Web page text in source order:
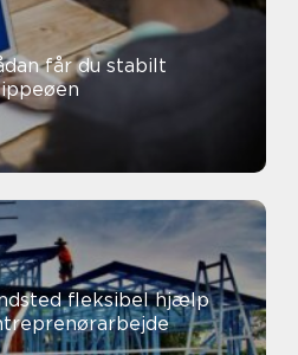
får du stabilt
hjælp